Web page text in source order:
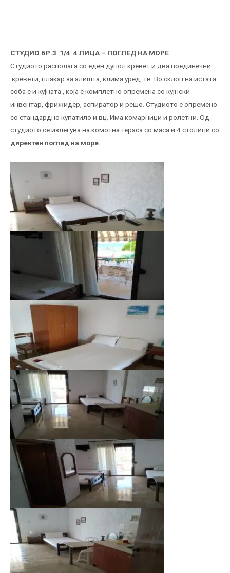
СТУДИО БР.3 1/4 4 ЛИЦА – ПОГЛЕД НА МОРЕ
Студиото располага со еден дупол кревет и два поединечни
кревети, плакар за алишта, клима уред, тв. Во склоп на истата
соба е и кујната , која е комплетно опремена со кујнски
инвентар, фрижидер, аспиратор и решо. Студиото е опремено
со стандардно купатило и вц. Има комарници и ролетни. Од
студиото се излегува на комотна тераса со маса и 4 столици со
директен поглед на море.